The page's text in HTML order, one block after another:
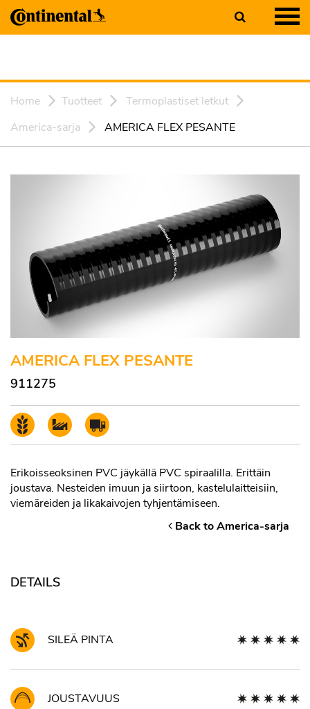
Home Tuotteet
Termoplastiset letkut
America-sarja
AMERICA FLEX PESANTE
AMERICA FLEX PESANTE
911275
Erikoisseoksinen PVC jäykällä PVC spiraalilla. Erittäin
joustava. Nesteiden imuun ja siirtoon, kastelulaitteisiin,
viemäreiden ja likakaivojen tyhjentämiseen.
Back to America-sarja
DETAILS
SILEÄ PINTA
JOUSTAVUUS